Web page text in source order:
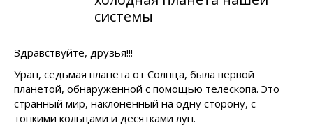
системы
Здравствуйте, друзья!!!
Уран, седьмая планета от Солнца, была первой
планетой, обнаруженной с помощью телескопа. Это
странный мир, наклоненный на одну сторону, с
тонкими кольцами и десятками лун.